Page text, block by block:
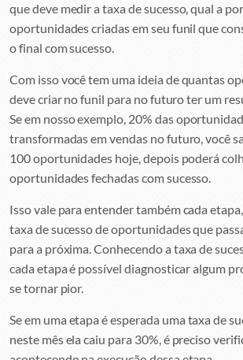
que deve medir a taxa de sucesso, qual a
oportunidades criadas em seu funil que
o final com sucesso.
Com isso você tem uma ideia de quantas
deve criar no funil para no futuro ter um
Se em nosso exemplo, 20% das
transformadas em vendas no futuro, você
100 oportunidades hoje, depois poderá
oportunidades fechadas com sucesso.
Isso vale para entender também cada
taxa de sucesso de oportunidades que
para a próxima. Conhecendo a taxa de
cada etapa é possível diagnosticar algum
se tornar pior.
Se em uma etapa é esperada uma taxa de
neste mês ela caiu para 30%, é preciso